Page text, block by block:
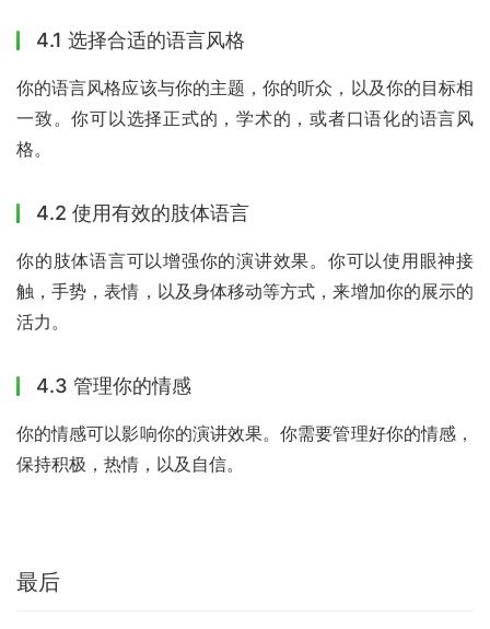
4.1 选择合适的语言风格
你的语言风格应该与你的主题，你的听众，以及你的目标相
一致。你可以选择正式的，学术的，或者口语化的语言风
格。
4.2 使用有效的肢体语言
你的肢体语言可以增强你的演讲效果。你可以使用眼神接
触，手势，表情，以及身体移动等方式，来增加你的展示的
活力。
4.3 管理你的情感
你的情感可以影响你的演讲效果。你需要管理好你的情感，
保持积极，热情，以及自信。
最后